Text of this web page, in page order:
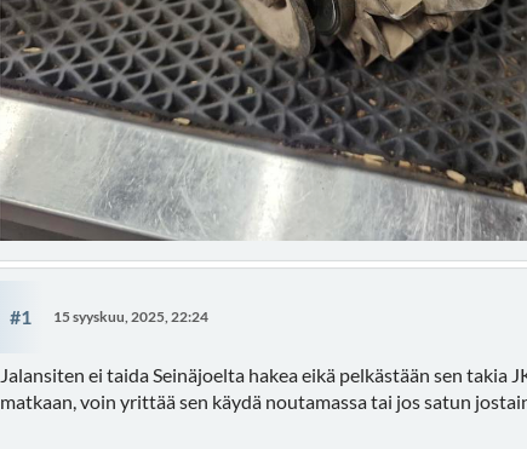
#1 15 syyskuu, 2025, 22:24
Jalansiten ei taida Seinäjoelta hakea eikä pelkästään sen
matkaan, voin yrittää sen käydä noutamassa tai jos satun